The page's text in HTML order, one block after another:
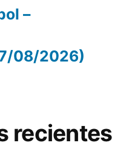
–
08/2026)
recientes